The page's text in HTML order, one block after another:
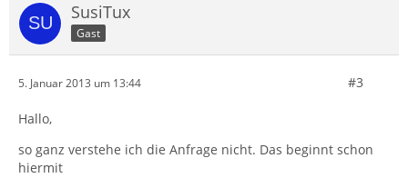
SusiTux
Gast
5. Januar 2013 um 13:44 #3
Hallo,
so ganz verstehe ich die Anfrage nicht. Das beginnt schon
hiermit